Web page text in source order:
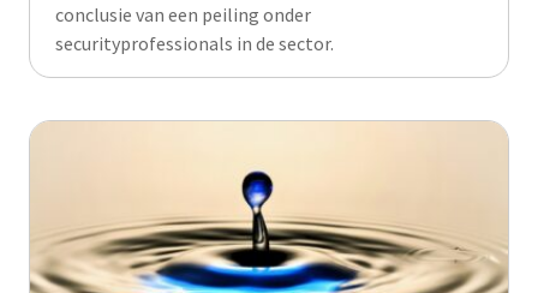
conclusie van een peiling onder
securityprofessionals in de sector.